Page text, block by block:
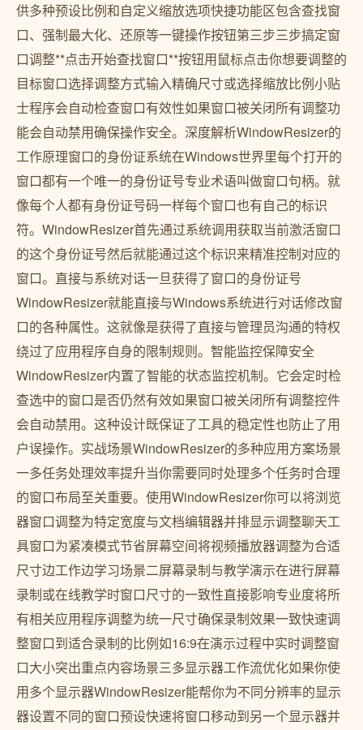
供多种预设比例和自定义缩放选项快捷功能区包含查找窗
口、强制最大化、还原等一键操作按钮第三步三步搞定窗
口调整**点击开始查找窗口**按钮用鼠标点击你想要调整的
目标窗口选择调整方式输入精确尺寸或选择缩放比例小贴
士程序会自动检查窗口有效性如果窗口被关闭所有调整功
能会自动禁用确保操作安全。深度解析WindowResizer的
工作原理窗口的身份证系统在Windows世界里每个打开的
窗口都有一个唯一的身份证号专业术语叫做窗口句柄。就
像每个人都有身份证号码一样每个窗口也有自己的标识
符。WindowResizer首先通过系统调用获取当前激活窗口
的这个身份证号然后就能通过这个标识来精准控制对应的
窗口。直接与系统对话一旦获得了窗口的身份证号
WindowResizer就能直接与Windows系统进行对话修改窗
口的各种属性。这就像是获得了直接与管理员沟通的特权
绕过了应用程序自身的限制规则。智能监控保障安全
WindowResizer内置了智能的状态监控机制。它会定时检
查选中的窗口是否仍然有效如果窗口被关闭所有调整控件
会自动禁用。这种设计既保证了工具的稳定性也防止了用
户误操作。实战场景WindowResizer的多种应用方案场景
一多任务处理效率提升当你需要同时处理多个任务时合理
的窗口布局至关重要。使用WindowResizer你可以将浏览
器窗口调整为特定宽度与文档编辑器并排显示调整聊天工
具窗口为紧凑模式节省屏幕空间将视频播放器调整为合适
尺寸边工作边学习场景二屏幕录制与教学演示在进行屏幕
录制或在线教学时窗口尺寸的一致性直接影响专业度将所
有相关应用程序调整为统一尺寸确保录制效果一致快速调
整窗口到适合录制的比例如16:9在演示过程中实时调整窗
口大小突出重点内容场景三多显示器工作流优化如果你使
用多个显示器WindowResizer能帮你为不同分辨率的显示
器设置不同的窗口预设快速将窗口移动到另一个显示器并